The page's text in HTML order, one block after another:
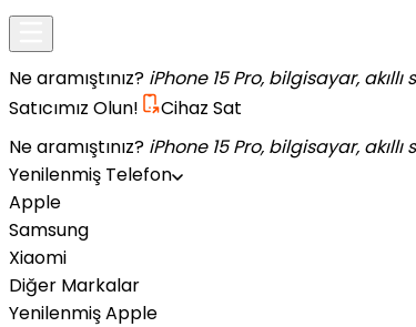
Ne aramıştınız? iPhone 15 Pro, bilgisayar, akıllı
Satıcımız Olun!
Cihaz Sat
Ne aramıştınız? iPhone 15 Pro, bilgisayar, akıllı
Yenilenmiş Telefon
Apple
Samsung
Xiaomi
Diğer Markalar
Yenilenmiş Apple